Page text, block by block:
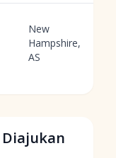
New
Hampshire,
AS